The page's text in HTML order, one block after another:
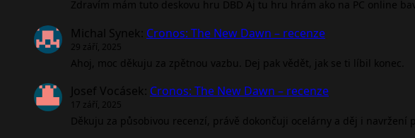
Zdravím mám tuto deskovu hru DBD Aj tu hru hrám ako na PC online
Michal Synek: Cronos: The New Dawn – recenze
29 září, 2025
Ahoj, moc děkuju za zpětnou vazbu. Dej pak vědět, jak se ti líbil konec.
Josef Vocásek: Cronos: The New Dawn – recenze
17 září, 2025
Děkuju za působivou recenzí, právě dokončuji ocelárny a děj i navržení